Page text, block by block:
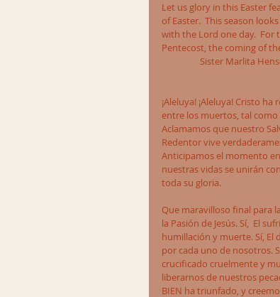
Let us glory in this Easter
of Easter.  This season
with the Lord one day.  For
Pentecost, the coming of
Sister Marlita
¡Aleluya! ¡Aleluya! Cristo ha
entre los muertos, tal como
Aclamamos que nuestro
Redentor vive
Anticipamos el momento
nuestras vidas se unirán
toda su gloria.
Que maravilloso final para
la Pasión de Jesús. Sí,  El
humillación y muerte. Sí, El
por cada uno de nosotros.
crucificado cruelmente y
liberarnos de nuestros
BIEN ha triunfado, y